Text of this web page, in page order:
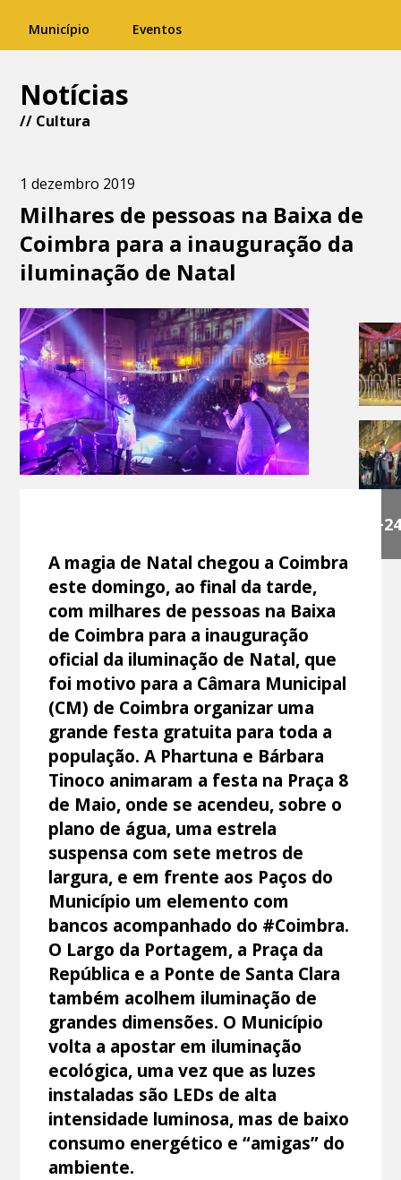
Município Eventos
Notícias
// Cultura
1 dezembro 2019
Milhares de pessoas na Baixa de
Coimbra para a inauguração da
iluminação de Natal
+24
A magia de Natal chegou a Coimbra
este domingo, ao final da tarde,
com milhares de pessoas na Baixa
de Coimbra para a inauguração
oficial da iluminação de Natal, que
foi motivo para a Câmara Municipal
(CM) de Coimbra organizar uma
grande festa gratuita para toda a
população. A Phartuna e Bárbara
Tinoco animaram a festa na Praça 8
de Maio, onde se acendeu, sobre o
plano de água, uma estrela
suspensa com sete metros de
largura, e em frente aos Paços do
Município um elemento com
bancos acompanhado do #Coimbra.
O Largo da Portagem, a Praça da
República e a Ponte de Santa Clara
também acolhem iluminação de
grandes dimensões. O Município
volta a apostar em iluminação
ecológica, uma vez que as luzes
instaladas são LEDs de alta
intensidade luminosa, mas de baixo
consumo energético e “amigas” do
ambiente.